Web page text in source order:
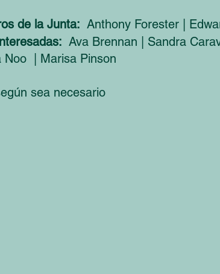
de la Junta: Anthony Forester |
Ava Brennan | Sandra
Noo | Marisa Pinson
sea necesario